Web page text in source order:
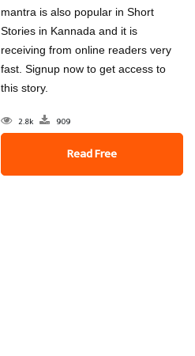
mantra is also popular in Short
Stories in Kannada and it is
receiving from online readers very
fast. Signup now to get access to
this story.
2.8k 909
Read Free